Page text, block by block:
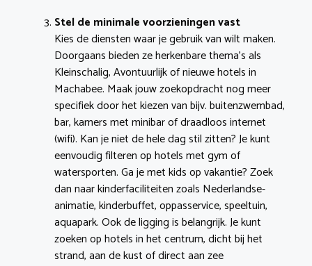
Stel de minimale voorzieningen vast
Kies de diensten waar je gebruik van wilt maken.
Doorgaans bieden ze herkenbare thema’s als
Kleinschalig, Avontuurlijk of nieuwe hotels in
Machabee. Maak jouw zoekopdracht nog meer
specifiek door het kiezen van bijv. buitenzwembad,
bar, kamers met minibar of draadloos internet
(wifi). Kan je niet de hele dag stil zitten? Je kunt
eenvoudig filteren op hotels met gym of
watersporten. Ga je met kids op vakantie? Zoek
dan naar kinderfaciliteiten zoals Nederlandse-
animatie, kinderbuffet, oppasservice, speeltuin,
aquapark. Ook de ligging is belangrijk. Je kunt
zoeken op hotels in het centrum, dicht bij het
strand, aan de kust of direct aan zee